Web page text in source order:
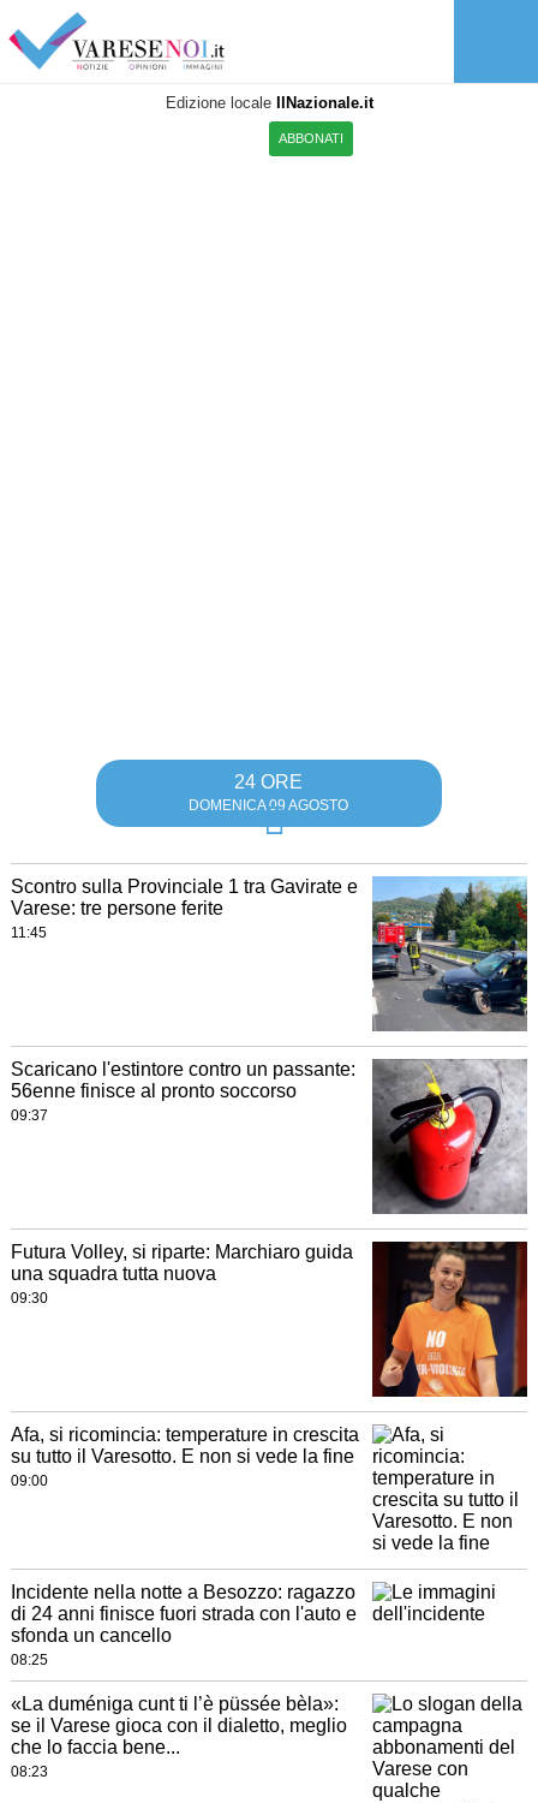
Edizione locale IlNazionale.it
ABBONATI
24 ORE
DOMENICA 09 AGOSTO
Scontro sulla Provinciale 1 tra Gavirate e
Varese: tre persone ferite
11:45
Scaricano l'estintore contro un passante:
56enne finisce al pronto soccorso
09:37
Futura Volley, si riparte: Marchiaro guida
una squadra tutta nuova
09:30
Afa, si ricomincia: temperature in crescita
su tutto il Varesotto. E non si vede la fine
09:00
Incidente nella notte a Besozzo: ragazzo
di 24 anni finisce fuori strada con l'auto e
sfonda un cancello
08:25
«La duméniga cunt ti l’è püssée bèla»:
se il Varese gioca con il dialetto, meglio
che lo faccia bene...
08:23